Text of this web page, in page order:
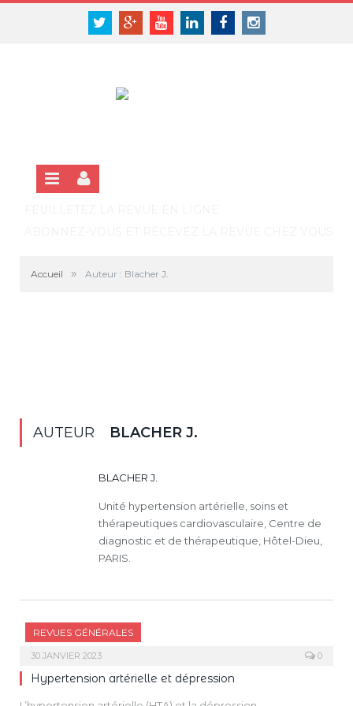
Panneau de gestion des cookies
TwitterGoogle+YoutubeLinkedinFacebookInstagram
SE CONNECTER
Accueil » Auteur : Blacher J.
AUTEUR BLACHER J.
BLACHER J.
Unité hypertension artérielle, soins et
thérapeutiques cardiovasculaire, Centre de
diagnostic et de thérapeutique, Hôtel-Dieu,
PARIS.
REVUES GÉNÉRALES
30 JANVIER 2023 0
Hypertension artérielle et dépression